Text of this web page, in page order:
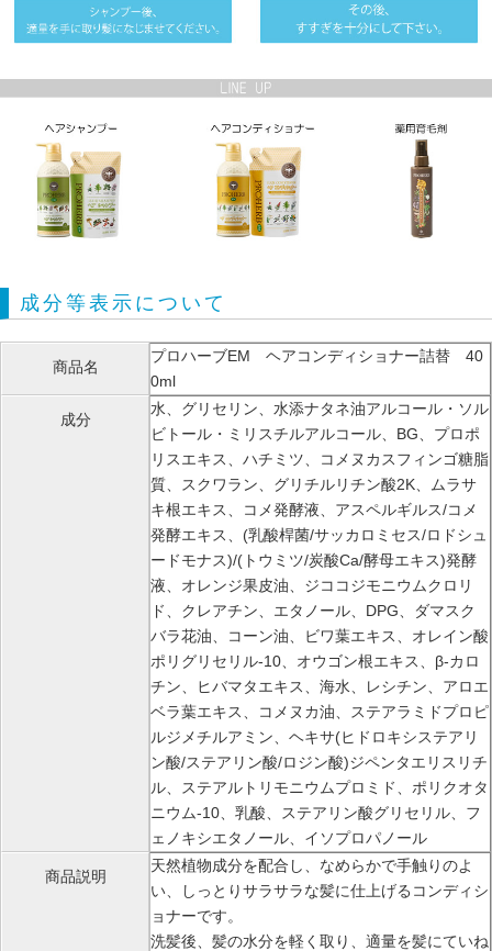
成分等表示について
商品名
プロハーブEM ヘアコンディショナー詰替 40
0ml
成分
水、グリセリン、水添ナタネ油アルコール・ソル
ビトール・ミリスチルアルコール、BG、プロポ
リスエキス、ハチミツ、コメヌカスフィンゴ糖脂
質、スクワラン、グリチルリチン酸2K、ムラサ
キ根エキス、コメ発酵液、アスペルギルス/コメ
発酵エキス、(乳酸桿菌/サッカロミセス/ロドシュ
ードモナス)/(トウミツ/炭酸Ca/酵母エキス)発酵
液、オレンジ果皮油、ジココジモニウムクロリ
ド、クレアチン、エタノール、DPG、ダマスク
バラ花油、コーン油、ビワ葉エキス、オレイン酸
ポリグリセリル-10、オウゴン根エキス、β-カロ
チン、ヒバマタエキス、海水、レシチン、アロエ
ベラ葉エキス、コメヌカ油、ステアラミドプロピ
ルジメチルアミン、ヘキサ(ヒドロキシステアリ
ン酸/ステアリン酸/ロジン酸)ジペンタエリスリチ
ル、ステアルトリモニウムプロミド、ポリクオタ
ニウム-10、乳酸、ステアリン酸グリセリル、フ
ェノキシエタノール、イソプロパノール
商品説明
天然植物成分を配合し、なめらかで手触りのよ
い、しっとりサラサラな髪に仕上げるコンディシ
ョナーです。
洗髪後、髪の水分を軽く取り、適量を髪にていね